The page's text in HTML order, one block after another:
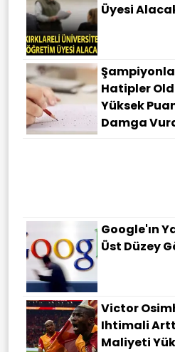
Üyesi
Hatipler
Yüksek
Damga
Google'ın
Üst Düzey
Victor
Ihtimali
Maliyeti